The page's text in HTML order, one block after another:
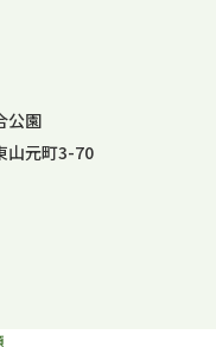
公園
山元町3-70